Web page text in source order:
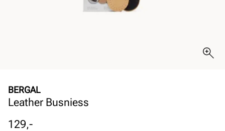
BERGAL
Leather Busniess
Pris
129,-